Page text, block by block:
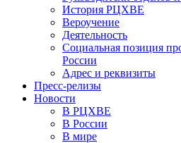
История РЦХВЕ
Вероучение
Деятельность
Социальная позиция
России
Адрес и реквизиты
Пресс-релизы
Новости
В РЦХВЕ
В России
В мире